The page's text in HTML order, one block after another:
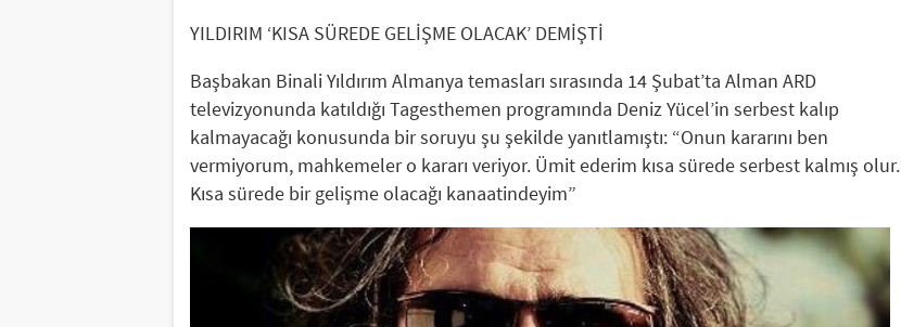
YILDIRIM ‘KISA SÜREDE GELİŞME OLACAK’ DEMİŞTİ
Başbakan Binali Yıldırım Almanya temasları sırasında 14 Şubat’ta Alman ARD
televizyonunda katıldığı Tagesthemen programında Deniz Yücel’in serbest kalıp
kalmayacağı konusunda bir soruyu şu şekilde yanıtlamıştı: “Onun kararını ben
vermiyorum, mahkemeler o kararı veriyor. Ümit ederim kısa sürede serbest kalmış olur.
Kısa sürede bir gelişme olacağı kanaatindeyim”